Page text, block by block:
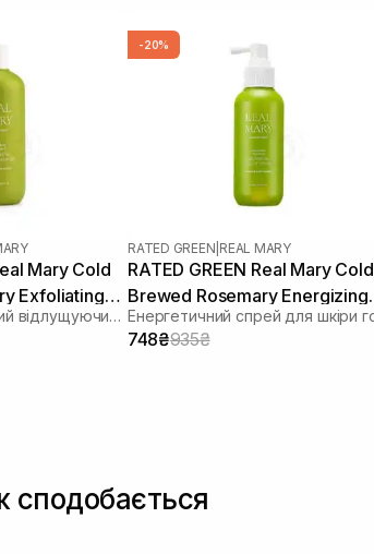
Mary Cold
Exfoliating
ml
Глибокоочищаючий відлущуючий шампунь з соком розмарину
-20%
RATED GREEN REAL MARY
RATED GREEN Real Mary Cold
Brewed Rosemary Energizing
Scalp Spray 120 мл
748₴935₴
сподобається